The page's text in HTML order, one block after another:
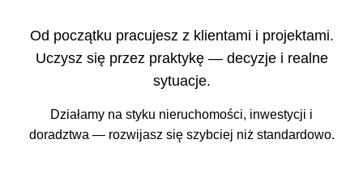
Od początku pracujesz z klientami i projektami.
Uczysz się przez praktykę — decyzje i realne
sytuacje.
Działamy na styku nieruchomości, inwestycji i
doradztwa — rozwijasz się szybciej niż standardowo.